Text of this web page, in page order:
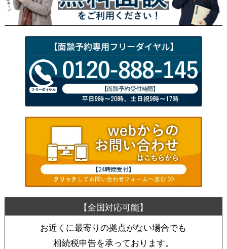
お近くに最寄りの拠点がない場合でも
相続税申告を承っております。